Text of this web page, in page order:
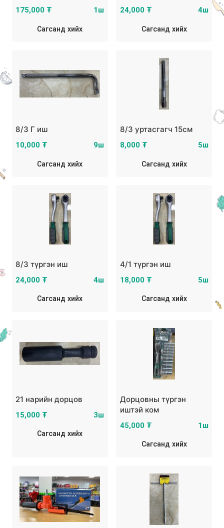
175,000 ₮ 1ш
Сагсанд хийх
24,000 ₮ 4ш
Сагсанд хийх
8/3 Г иш
10,000 ₮ 9ш
Сагсанд хийх
8/3 уртасгагч 15см
8,000 ₮ 5ш
Сагсанд хийх
8/3 түргэн иш
24,000 ₮ 4ш
Сагсанд хийх
4/1 түргэн иш
18,000 ₮ 5ш
Сагсанд хийх
21 нарийн дорцов
15,000 ₮ 3ш
Сагсанд хийх
Дорцовны түргэн
иштэй ком
45,000 ₮ 1ш
Сагсанд хийх